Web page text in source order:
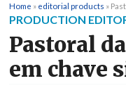
Home » editorial products »
PRODUCTION
Pastoral
em chave